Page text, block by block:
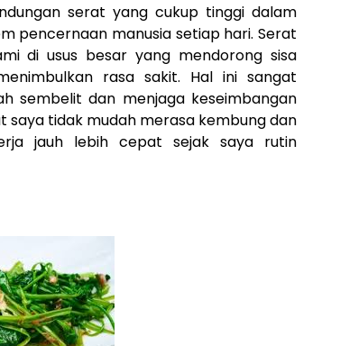
serat yang cukup tinggi dalam
pencernaan manusia setiap hari. Serat
di usus besar yang mendorong sisa
rasa sakit. Hal ini sangat
sembelit dan menjaga keseimbangan
saya tidak mudah merasa kembung dan
jauh lebih cepat sejak saya rutin